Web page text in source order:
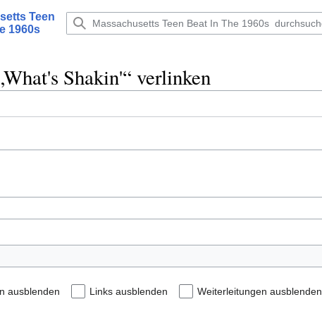
Teen
1960s
Shakin'“ verlinken
ausblenden Links ausblenden Weiterleitungen ausblenden